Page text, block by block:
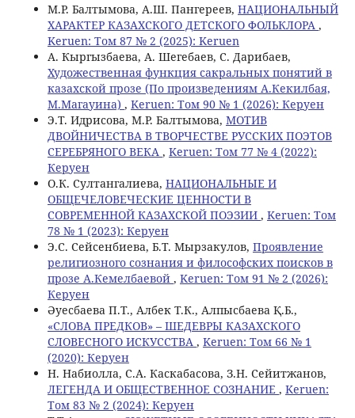
М.Р. Балтымова, А.Ш. Пангереев, НАЦИОНАЛЬНЫЙ
ХАРАКТЕР КАЗАХСКОГО ДЕТСКОГО ФОЛЬКЛОРА ,
Keruen: Том 87 № 2 (2025): Keruen
А. Кыргызбаева, А. Шегебаев, С. Дарибаев,
Художественная функция сакральных понятий в
казахской прозе (По произведениям А.Кекилбая,
М.Магауина) , Keruen: Том 90 № 1 (2026): Керуен
Э.Т. Идрисова, М.Р. Балтымова, МОТИВ
ДВОЙНИЧЕСТВА В ТВОРЧЕСТВЕ РУССКИХ ПОЭТОВ
СЕРЕБРЯНОГО ВЕКА , Keruen: Том 77 № 4 (2022):
Керуен
О.К. Султангалиева, НАЦИОНАЛЬНЫЕ И
ОБЩЕЧЕЛОВЕЧЕСКИЕ ЦЕННОСТИ В
СОВРЕМЕННОЙ КАЗАХСКОЙ ПОЭЗИИ , Keruen: Том
78 № 1 (2023): Керуен
Э.С. Сейсенбиева, Б.Т. Мырзакулов, Проявление
религиозного сознания и философских поисков в
прозе А.Кемелбаевой , Keruen: Том 91 № 2 (2026):
Керуен
Әуесбаева П.Т., Албек Т.К., Алпысбаева Қ.Б.,
«СЛОВА ПРЕДКОВ» – ШЕДЕВРЫ КАЗАХСКОГО
СЛОВЕСНОГО ИСКУССТВА , Keruen: Том 66 № 1
(2020): Керуен
Н. Набиолла, C.А. Каскабасова, З.Н. Сейитжанов,
ЛЕГЕНДА И ОБЩЕСТВЕННОЕ СОЗНАНИЕ , Keruen:
Том 83 № 2 (2024): Керуен